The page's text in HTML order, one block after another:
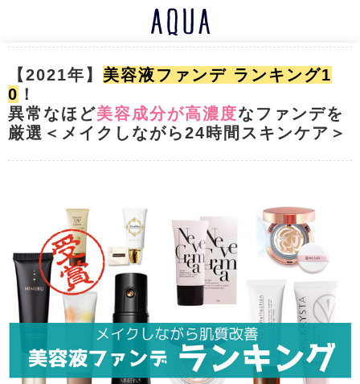
【2021年】 美容液ファンデ ランキング1
0 ！
異常なほど美容成分が高濃度なファンデを
厳選＜メイクしながら24時間スキンケア＞